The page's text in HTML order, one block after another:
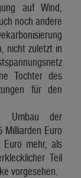
auf Wind,
noch andere
nicht zuletzt in
Tochter des
für den
Umbau der
Milliarden Euro
Euro mehr, als
Teil
vorgesehen.